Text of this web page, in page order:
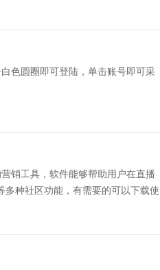
色圆圈即可登陆，单击账号即可采
销工具，软件能够帮助用户在直播
种社区功能，有需要的可以下载使